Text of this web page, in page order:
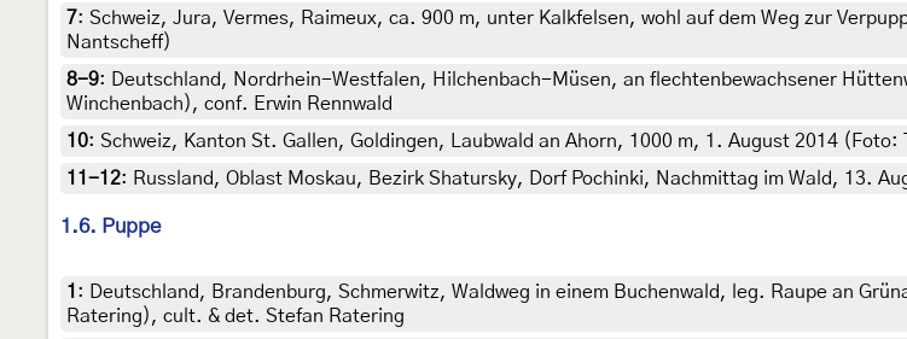
7: Schweiz, Jura, Vermes, Raimeux, ca. 900 m, unter Kalkfelsen, wohl auf dem Weg zur
Nantscheff)
8-9: Deutschland, Nordrhein-Westfalen, Hilchenbach-Müsen, an flechtenbewachsener
Winchenbach), conf. Erwin Rennwald
10: Schweiz, Kanton St. Gallen, Goldingen, Laubwald an Ahorn, 1000 m, 1. August 2014
11-12: Russland, Oblast Moskau, Bezirk Shatursky, Dorf Pochinki, Nachmittag im Wald, 13.
1.6. Puppe
1 : Deutschland, Brandenburg, Schmerwitz, Waldweg in einem Buchenwald, leg. Raupe an
Ratering), cult. & det. Stefan Ratering